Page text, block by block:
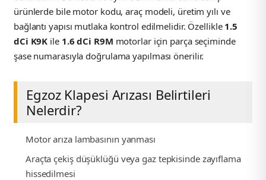
ürünlerde bile motor kodu, araç modeli, üretim yılı ve
bağlantı yapısı mutlaka kontrol edilmelidir. Özellikle 1.5
dCi K9K ile 1.6 dCi R9M motorlar için parça seçiminde
şase numarasıyla doğrulama yapılması önerilir.
Egzoz Klapesi Arızası Belirtileri
Nelerdir?
Motor arıza lambasının yanması
Araçta çekiş düşüklüğü veya gaz tepkisinde zayıflama
hissedilmesi